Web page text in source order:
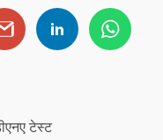
टेस्ट